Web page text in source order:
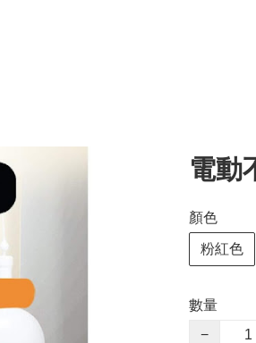
電動
顏色
粉紅色
數量
−